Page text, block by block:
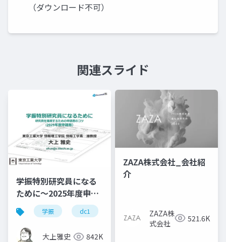
（ダウンロード不可）
関連スライド
学振特別研究員になる
ために～2025年度申請
版
学振 dc1 jsps
大上雅史 842K
ZAZA株式会社_会社紹
介
ZAZA株
式会社
521.6K